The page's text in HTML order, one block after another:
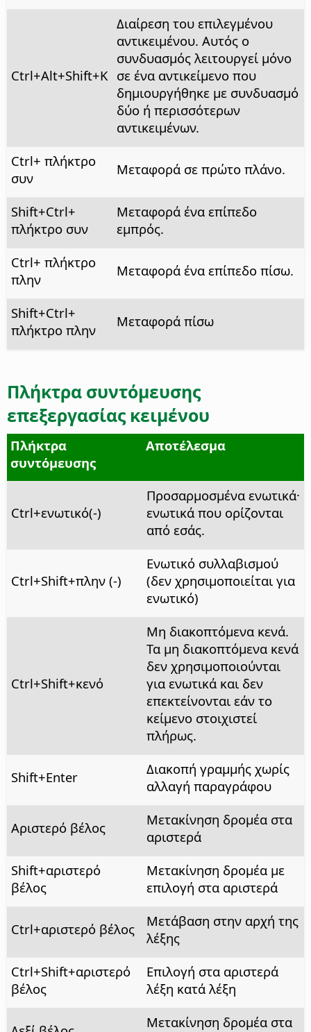
Ctrl+Alt+Shift+K
Διαίρεση του επιλεγμένου
αντικειμένου. Αυτός ο
συνδυασμός λειτουργεί μόνο
σε ένα αντικείμενο που
δημιουργήθηκε με συνδυασμό
δύο ή περισσότερων
αντικειμένων.
Ctrl+ πλήκτρο
συν
Μεταφορά σε πρώτο πλάνο.
Shift+Ctrl+
πλήκτρο συν
Μεταφορά ένα επίπεδο
εμπρός.
Ctrl+ πλήκτρο
πλην
Μεταφορά ένα επίπεδο πίσω.
Shift+Ctrl+
πλήκτρο πλην
Μεταφορά πίσω
Πλήκτρα συντόμευσης
επεξεργασίας κειμένου
Πλήκτρα
συντόμευσης
Αποτέλεσμα
Ctrl+ενωτικό(-)
Προσαρμοσμένα ενωτικά·
ενωτικά που ορίζονται
από εσάς.
Ctrl+Shift+πλην (-)
Ενωτικό συλλαβισμού
(δεν χρησιμοποιείται για
ενωτικό)
Ctrl+Shift+κενό
Μη διακοπτόμενα κενά.
Τα μη διακοπτόμενα κενά
δεν χρησιμοποιούνται
για ενωτικά και δεν
επεκτείνονται εάν το
κείμενο στοιχιστεί
πλήρως.
Shift+Enter
Διακοπή γραμμής χωρίς
αλλαγή παραγράφου
Αριστερό βέλος
Μετακίνηση δρομέα στα
αριστερά
Shift+αριστερό
βέλος
Μετακίνηση δρομέα με
επιλογή στα αριστερά
Ctrl+αριστερό βέλος
Μετάβαση στην αρχή της
λέξης
Ctrl+Shift+αριστερό
βέλος
Επιλογή στα αριστερά
λέξη κατά λέξη
Μετακίνηση δρομέα στα